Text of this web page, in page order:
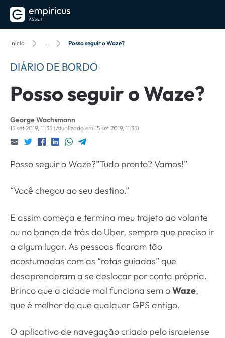
Início ... Posso seguir o Waze?
DIÁRIO DE BORDO
Posso seguir o Waze?
George Wachsmann
15 set 2019, 11:35 (Atualizado em 15 set 2019, 11:35)
Posso seguir o Waze?”Tudo pronto? Vamos!”
“Você chegou ao seu destino.”
E assim começa e termina meu trajeto ao volante
ou no banco de trás do Uber, sempre que preciso ir
a algum lugar. As pessoas ficaram tão
acostumadas com as “rotas guiadas” que
desaprenderam a se deslocar por conta própria.
Brinco que a cidade mal funciona sem oWaze,
que é melhor do que qualquer GPS antigo.
O aplicativo de navegação criado pelo israelense